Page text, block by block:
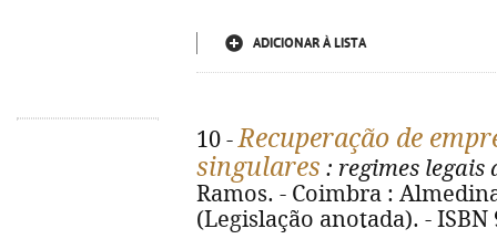
ADICIONAR À LISTA
10 -Recuperação de
singulares : regimes legais
Ramos. - Coimbra :
(Legislação anotada). - ISBN